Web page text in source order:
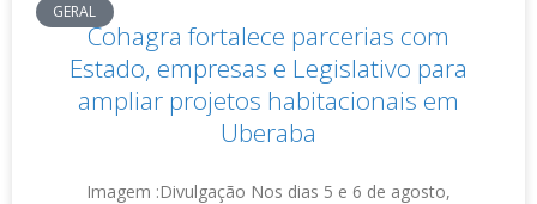
GERAL
Cohagra fortalece parcerias com
Estado, empresas e Legislativo para
ampliar projetos habitacionais em
Uberaba
Imagem :Divulgação Nos dias 5 e 6 de agosto,